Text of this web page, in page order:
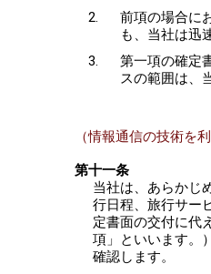
前項の場合に
も、当社は迅
第一項の確定
スの範囲は、
（情報通信の技術を
第十一条
当社は、あらかじ
行日程、旅行サー
定書面の交付に代
項」といいます。
確認します。